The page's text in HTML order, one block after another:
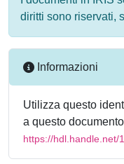
diritti sono riservati,
Informazioni
Utilizza questo
a questo
https://hdl.handle.net/